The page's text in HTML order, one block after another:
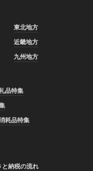
東北地方
近畿地方
九州地方
品特集
耗品特集
と納税の流れ